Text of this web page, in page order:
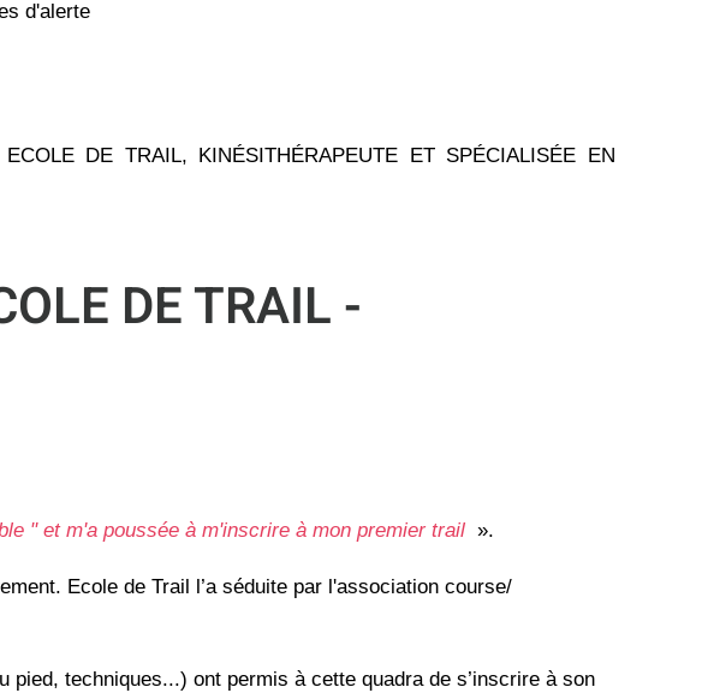
d'alerte
DE TRAIL, KINÉSITHÉRAPEUTE ET SPÉCIALISÉE EN
DE TRAIL -
" et m'a poussée à m'inscrire à mon premier trail ».
Ecole de Trail l’a séduite par l'association course/
techniques...) ont permis à cette quadra de s’inscrire à son